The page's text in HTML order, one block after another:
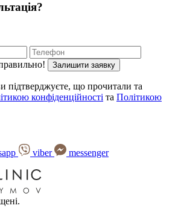
Залишити заявку
підтверджуєте, що прочитали та
конфіденційності та Політикою
viber messenger